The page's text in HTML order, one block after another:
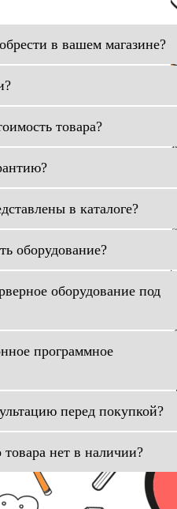
в вашем магазине?
товара?
в каталоге?
оборудование?
оборудование под
программное
перед покупкой?
нет в наличии?